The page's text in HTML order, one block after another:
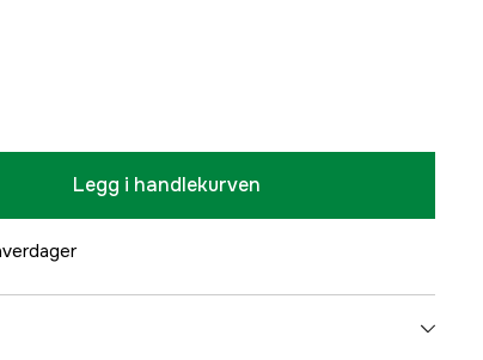
Legg i handlekurven